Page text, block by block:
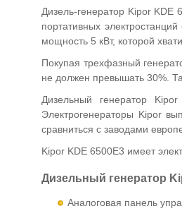
Дизель-генератор Kipor KDE
портативных
мощность 5 кВт, которой
Покупая трехфазный
не должен превышать 30%.
Дизельный генератор
Электрогенераторы Kipor
сравниться с заводами
Kipor KDE 6500E3 имеет
Дизельный генератор
Аналоговая панель